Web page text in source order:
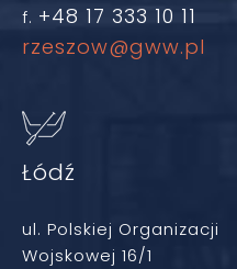
f. +48 17 333 10 11
rzeszow@gww.pl
Łódź
ul. Polskiej Organizacji
Wojskowej 16/1